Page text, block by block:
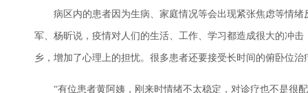
病区内的患者因为生病、家庭情况等会出现紧张焦虑等情绪
军、杨昕说，疫情对人们的生活、工作、学习都造成很大的冲
乡，增加了心理上的担忧。很多患者还要接受长时间的俯卧位
“有位患者黄阿姨，刚来时情绪不太稳定，对诊疗也不是很